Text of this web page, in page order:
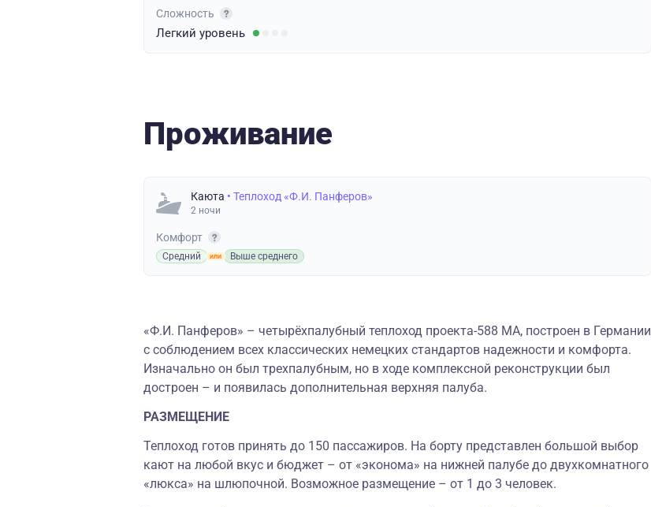
Сложность
Легкий уровень
Проживание
Каюта • Теплоход «Ф.И. Панферов»
2 ночи
Комфорт
Средний Выше среднего
«Ф.И. Панферов» – четырёхпалубный теплоход проекта-588 МА, построен в Германии
с соблюдением всех классических немецких стандартов надежности и комфорта.
Изначально он был трехпалубным, но в ходе комплексной реконструкции был
достроен – и появилась дополнительная верхняя палуба.
РАЗМЕЩЕНИЕ
Теплоход готов принять до 150 пассажиров. На борту представлен большой выбор
кают на любой вкус и бюджет – от «эконома» на нижней палубе до двухкомнатного
«люкса» на шлюпочной. Возможное размещение – от 1 до 3 человек.